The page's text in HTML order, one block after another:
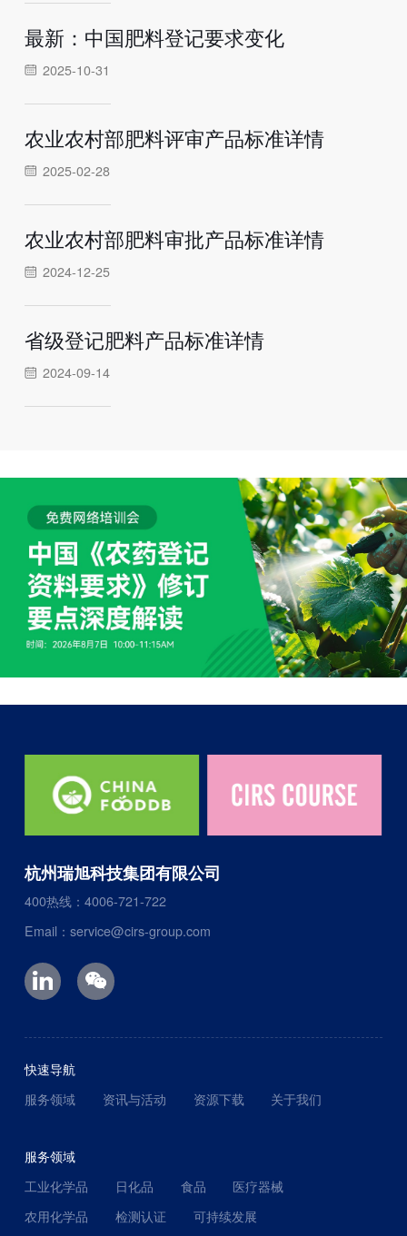
最新：中国肥料登记要求变化
2025-10-31
农业农村部肥料评审产品标准详情
2025-02-28
农业农村部肥料审批产品标准详情
2024-12-25
省级登记肥料产品标准详情
2024-09-14
杭州瑞旭科技集团有限公司
400热线：4006-721-722
Email：service@cirs-group.com
快速导航
服务领域
资讯与活动 资源下载 关于我们
服务领域
工业化学品
日化品 食品
医疗器械
农用化学品
检测认证 可持续发展